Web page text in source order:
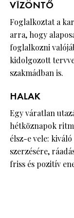
VÍZÖNTŐ
Foglalkoztat a
arra, hogy
foglalkozni
kidolgozott
szakmádban is.
HALAK
Egy váratlan
hétköznapok
élsz-e vele:
szerzésére,
friss és pozitív